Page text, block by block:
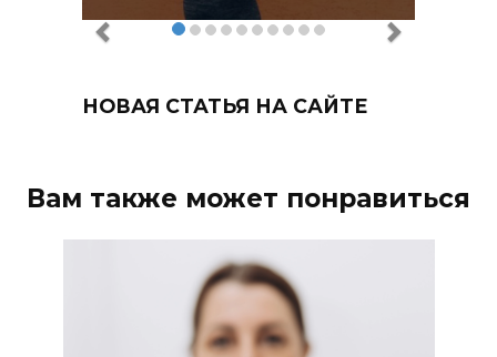
НОВАЯ СТАТЬЯ НА САЙТЕ
Вам также может понравиться